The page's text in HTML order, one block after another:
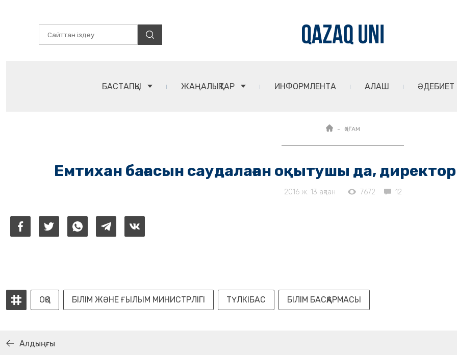
БАСТАПҚЫ ЖАҢАЛЫҚТАР ИНФОРМЛЕНТА АЛАШ ӘДЕБИЕТ
ҚОҒАМ
Емтихан бағасын саудалаған оқытушы да,
2016 ж. 13 ақпан 7672 12
ОҚО БІЛІМ ЖӘНЕ ҒЫЛЫМ МИНИСТРЛІГІ ТҮЛКІБАС БІЛІМ БАСҚАРМАСЫ
Алдыңғы